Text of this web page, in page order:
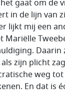
gaat om de
in de lijn van
lijkt mij een
Mariëlle
Daarin
zijn plicht
weg
En dat is